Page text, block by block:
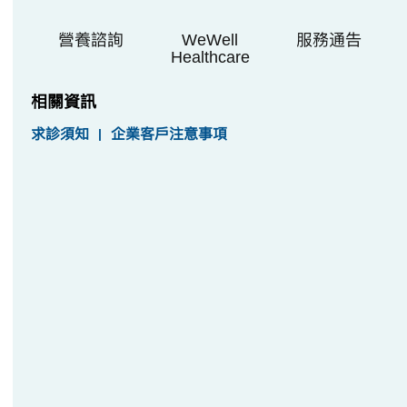
營養諮詢
WeWell
Healthcare
服務通告
相關資訊
求診須知 | 企業客戶注意事項